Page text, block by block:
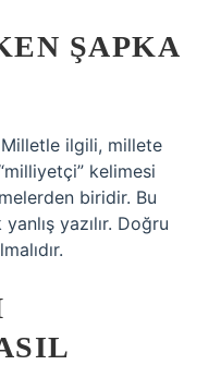
ŞAPKA
Milletle ilgili, millete
kelimesi
biridir. Bu
yazılır. Doğru